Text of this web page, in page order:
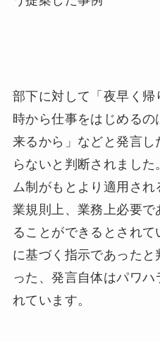
部下に対して「夜早く
時から仕事をはじめる
来るから」などと発言
らないと判断されまし
ム制がもとより適用さ
業規則上、業務上必要
ることができるとされて
に基づく指示であった
った、発言自体はパワハ
れています。